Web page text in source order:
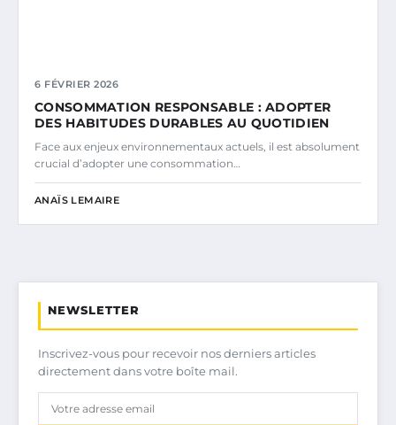
6 FÉVRIER 2026
CONSOMMATION RESPONSABLE : ADOPTER
DES HABITUDES DURABLES AU QUOTIDIEN
Face aux enjeux environnementaux actuels, il est absolument
crucial d’adopter une consommation…
ANAÏS LEMAIRE
NEWSLETTER
Inscrivez-vous pour recevoir nos derniers articles
directement dans votre boîte mail.